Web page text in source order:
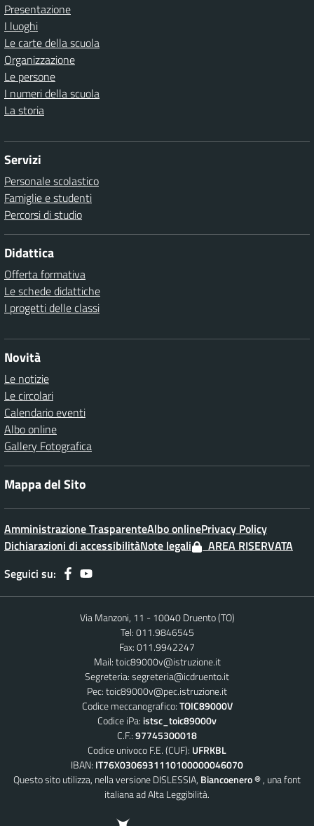
Presentazione
I luoghi
Le carte della scuola
Organizzazione
Le persone
I numeri della scuola
La storia
Servizi
Personale scolastico
Famiglie e studenti
Percorsi di studio
Didattica
Offerta formativa
Le schede didattiche
I progetti delle classi
Novità
Le notizie
Le circolari
Calendario eventi
Albo online
Gallery Fotografica
Mappa del Sito
Amministrazione TrasparenteAlbo onlinePrivacy Policy
Dichiarazioni di accessibilitàNote legali
AREA RISERVATA
Seguici su:
Via Manzoni, 11 - 10040 Druento (TO)
Tel: 011.9846545
Fax: 011.9942247
Mail:toic89000v@istruzione.it
Segreteria:segreteria@icdruento.it
Pec:toic89000v@pec.istruzione.it
Codice meccanografico:TOIC89000V
Codice iPa: istsc_toic89000v
C.F.:97745300018
Codice univoco F.E. (CUF): UFRKBL
IBAN: IT76X0306931110100000046070
Questo sito utilizza, nella versione DISLESSIA, Biancoenero ®, una font
italiana ad Alta Leggibilità.